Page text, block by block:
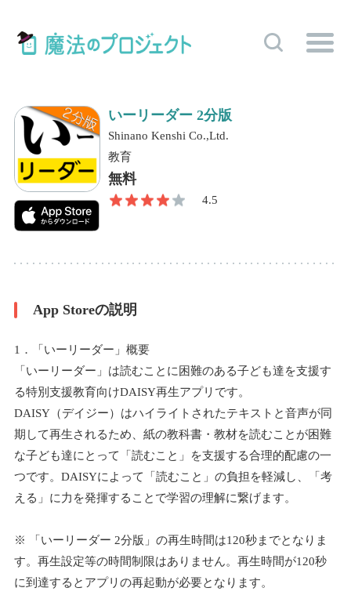
いーリーダー 2分版
Shinano Kenshi Co.,Ltd.
教育
無料
4.5
App Storeの説明
1．「いーリーダー」概要
「いーリーダー」は読むことに困難のある子ども達を支援す
る特別支援教育向けDAISY再生アプリです。
DAISY（デイジー）はハイライトされたテキストと音声が同
期して再生されるため、紙の教科書・教材を読むことが困難
な子ども達にとって「読むこと」を支援する合理的配慮の一
つです。DAISYによって「読むこと」の負担を軽減し、「考
える」に力を発揮することで学習の理解に繋げます。
※ 「いーリーダー 2分版」の再生時間は120秒までとなりま
す。再生設定等の時間制限はありません。再生時間が120秒
に到達するとアプリの再起動が必要となります。